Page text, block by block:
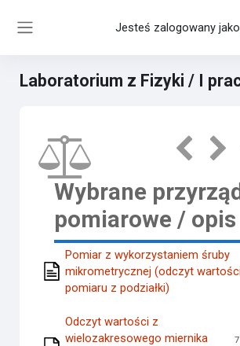
Jesteś zalogowany
Laboratorium z Fizyki / I
Wybrane
pomiarowe / opis
Pomiar z wykorzystaniem śruby
mikrometrycznej (odczyt wartości
pomiaru z podziałki)
Odczyt wartości z
wielozakresowego miernika